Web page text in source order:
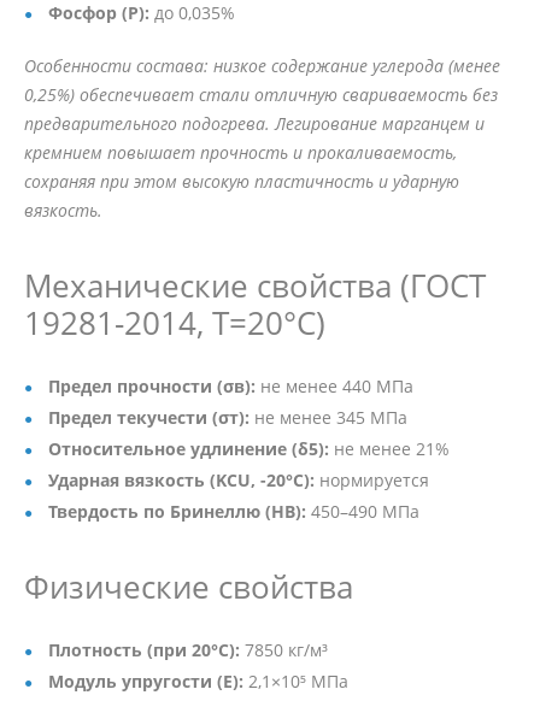
Фосфор (P): до 0,035%
Особенности состава: низкое содержание углерода (менее
0,25%) обеспечивает стали отличную свариваемость без
предварительного подогрева. Легирование марганцем и
кремнием повышает прочность и прокаливаемость,
сохраняя при этом высокую пластичность и ударную
вязкость.
Механические свойства (ГОСТ
19281-2014, Т=20°C)
Предел прочности (σв): не менее 440 МПа
Предел текучести (σт): не менее 345 МПа
Относительное удлинение (δ5): не менее 21%
Ударная вязкость (KCU, -20°C): нормируется
Твердость по Бринеллю (HB): 450–490 МПа
Физические свойства
Плотность (при 20°C): 7850 кг/м³
Модуль упругости (E): 2,1×10⁵ МПа